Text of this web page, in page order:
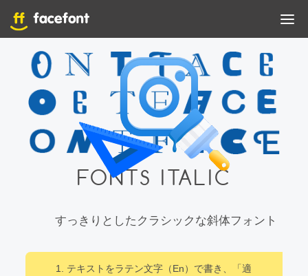
FONTS ITALIC
すっきりとしたクラシックな斜体フォント
1. テキストをラテン文字（En）で書き、「適